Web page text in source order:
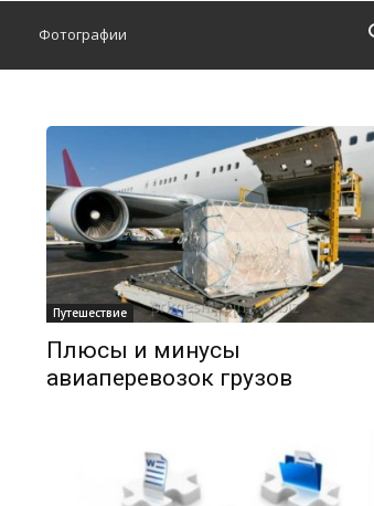
Фотографии
Путешествие
Плюсы и минусы
авиаперевозок грузов